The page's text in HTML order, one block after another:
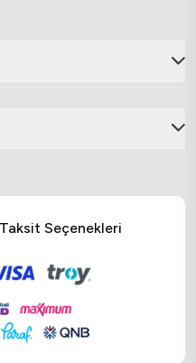
Seçenekleri